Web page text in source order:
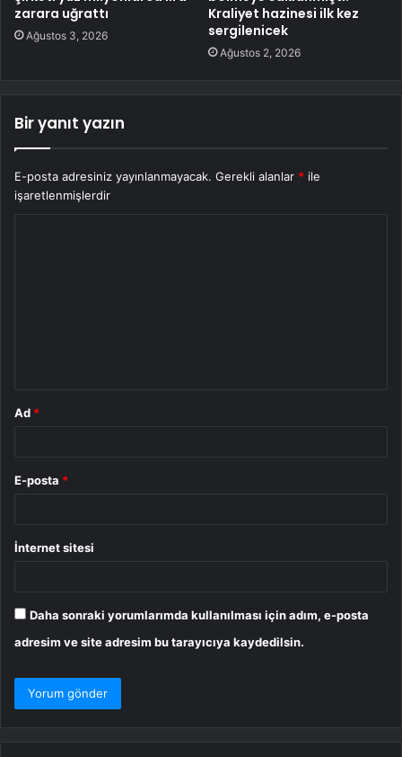
zarara uğrattı
Ağustos 3, 2026
Kraliyet hazinesi ilk kez
sergilenicek
Ağustos 2, 2026
Bir yanıt yazın
E-posta adresiniz yayınlanmayacak. Gerekli alanlar * ile
işaretlenmişlerdir
Ad *
E-posta *
İnternet sitesi
Daha sonraki yorumlarımda kullanılması için adım, e-posta
adresim ve site adresim bu tarayıcıya kaydedilsin.